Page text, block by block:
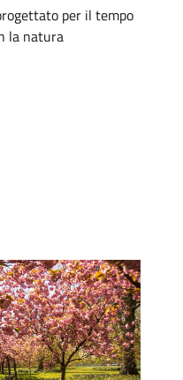
per il tempo
la natura